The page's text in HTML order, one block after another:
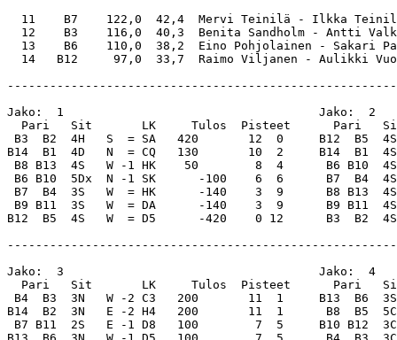
11    B7    122,0  42,4  Mervi Teinilä -
12    B3    116,0  40,3  Benita Sandholm -
13    B6    110,0  38,2  Eino Pohjolainen -